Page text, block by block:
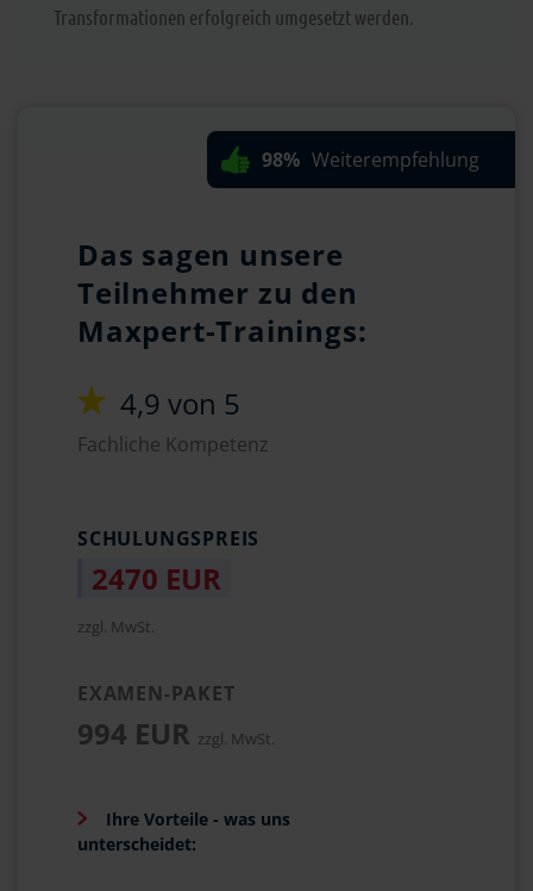
Transformationen erfolgreich umgesetzt werden.
98% Weiterempfehlung
Das sagen unsere
Teilnehmer zu den
Maxpert-Trainings:
4,9 von 5
Fachliche Kompetenz
SCHULUNGSPREIS
2470 EUR
zzgl. MwSt.
EXAMEN-PAKET
994 EUR zzgl. MwSt.
Ihre Vorteile - was uns
unterscheidet: